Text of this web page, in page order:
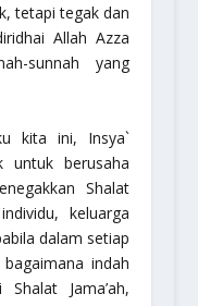
tetapi tegak dan
Allah Azza
sunnah yang
kita ini, Insya`
untuk berusaha
Shalat
keluarga
dalam setiap
indah
Jama’ah,